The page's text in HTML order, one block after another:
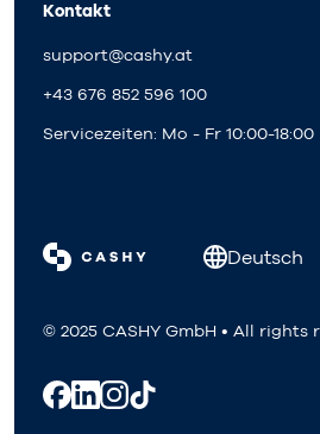
Kontakt
support@cashy.at
+43 676 852 596 100
Servicezeiten: Mo - Fr 10:00-18:00
Deutsch
© 2025 CASHY GmbH • All rights